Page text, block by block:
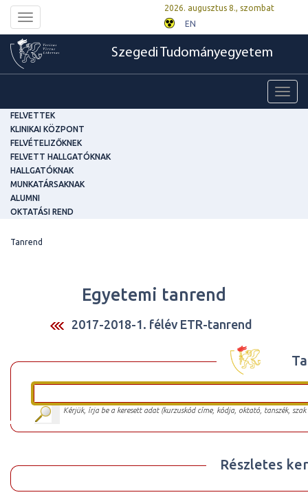
Toggle
navigation
2026. augusztus 8., szombat
EN
Szegedi Tudományegyetem
FELVETTEK
KLINIKAI KÖZPONT
FELVÉTELIZŐKNEK
FELVETT HALLGATÓKNAK
HALLGATÓKNAK
MUNKATÁRSAKNAK
ALUMNI
OKTATÁSI REND
Tanrend
Egyetemi tanrend
2017-2018-1. félév ETR-tanrend
Kérjük, írja be a keresett adat (kurzuskód címe, kódja, oktató, tanszék,
Részletes